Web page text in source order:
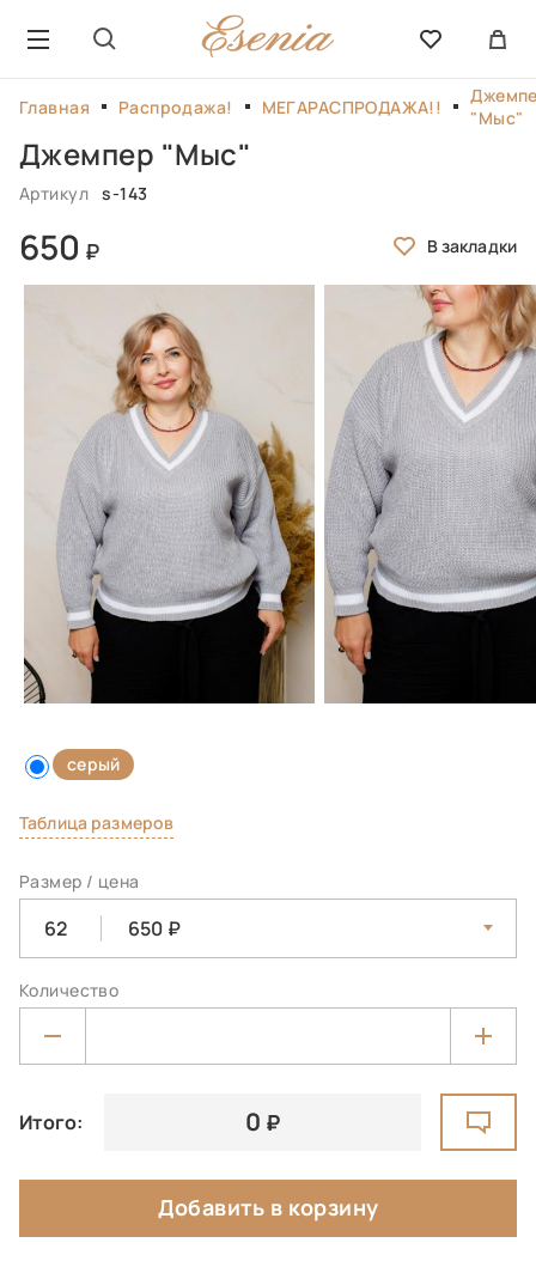
Главная Распродажа! МЕГАРАСПРОДАЖА!!
"Мыс"
Джемпер "Мыс"
Артикул s-143
650
серый
Таблица размеров
Размер / цена
62 650
Количество
Итого: 0
Добавить в корзину